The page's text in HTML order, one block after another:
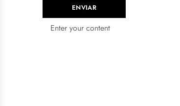
Enter your content